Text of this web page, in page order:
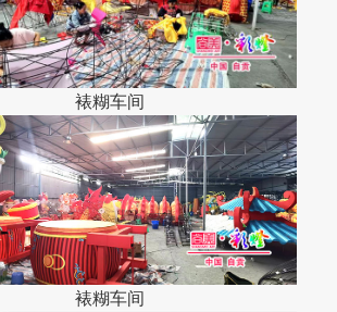
裱糊车间
裱糊车间